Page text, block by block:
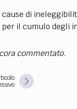
di
il cumulo degli
commentato.